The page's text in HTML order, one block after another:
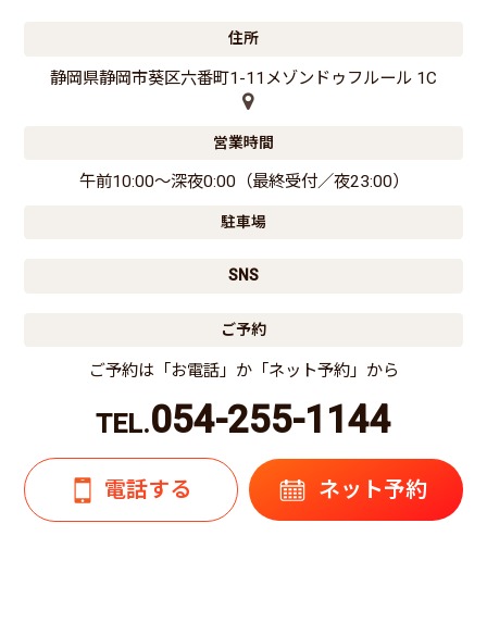
住所
静岡県静岡市葵区六番町1-11メゾンドゥフルール 1C
営業時間
午前10:00～深夜0:00（最終受付／夜23:00）
駐車場
SNS
ご予約
ご予約は「お電話」か「ネット予約」から
TEL.054-255-1144
電話する ネット予約